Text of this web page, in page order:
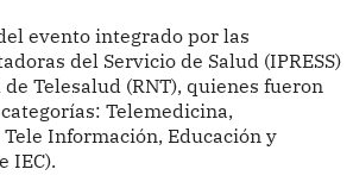
evento integrado por las
del Servicio de Salud (IPRESS)
Telesalud (RNT), quienes fueron
Telemedicina,
Información, Educación y
IEC).